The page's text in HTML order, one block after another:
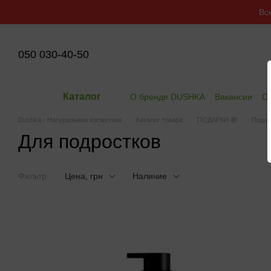
050 030-40-50
Каталог О бренде DUSHKA Вакансии
Dushka - Натуральная косметика Каталог товара ПОДАРКИ 🎁
Для подростков
Фильтр Цена, грн Наличие